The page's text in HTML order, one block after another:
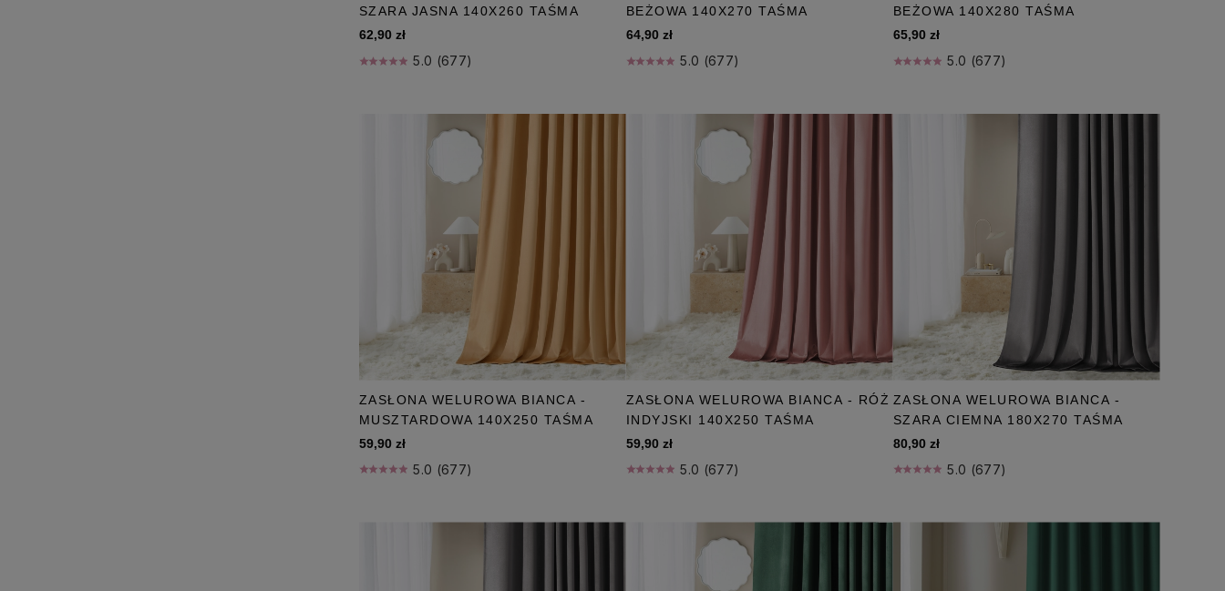
SZARA JASNA 140X260 TAŚMA
62,90 zł
5.0 (677)
BEŻOWA 140X270 TAŚMA
64,90 zł
5.0 (677)
BEŻOWA 140X280 TAŚMA
65,90 zł
5.0 (677)
ZASŁONA WELUROWA BIANCA -
MUSZTARDOWA 140X250 TAŚMA
59,90 zł
5.0 (677)
ZASŁONA WELUROWA BIANCA - RÓŻ
INDYJSKI 140X250 TAŚMA
59,90 zł
5.0 (677)
ZASŁONA WELUROWA BIANCA -
SZARA CIEMNA 180X270 TAŚMA
80,90 zł
5.0 (677)